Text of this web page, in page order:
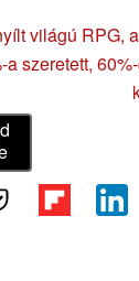
világú RPG,
a szeretett,